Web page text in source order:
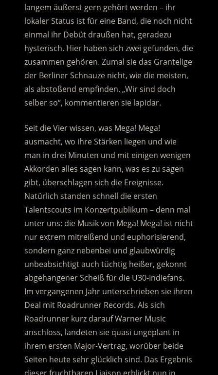
langem äußerst gern gehört werden – ihr
lokaler Status ist für eine Band, die noch nicht
einmal ihr Debüt draußen hat, geradezu
hysterisch. Hier haben sich zwei gefunden, die
zusammen gehören. Zumal sie das Grantelige
der Berliner Schnauze nicht, wie die meisten,
als abstoßend empfinden. „Wir sind doch
selber so“, kommentieren sie lapidar.
Seit die Vier wissen, was Mega! Mega!
ausmacht, wo ihre Stärken liegen und wie
man in drei Minuten und mit einigen wenigen
Akkorden alles sagen kann, was es zu sagen
gibt, überschlagen sich die Ereignisse.
Natürlich standen schnell die ersten
Talentscouts im Konzertpublikum – denn mal
unter uns: die Musik von Mega! Mega! ist nicht
nur extrem mitreißend und euphorisierend,
sondern ganz nebenbei und glaubwürdig
unbeabsichtigt auch tüchtig heißer, gekonnt
abgehangener Scheiß für die U30-Indiefans.
Im vergangenen Jahr unterschrieben sie ihren
Deal mit Roadrunner Records. Als sich
Roadrunner kurz darauf Warner Music
anschloss, landeten sie quasi ungeplant in
ihrem ersten Major-Vertrag, worüber beide
Seiten heute sehr glücklich sind. Das Ergebnis